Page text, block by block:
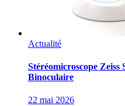
Actualité
Stéréomicroscope
Binoculaire
22 mai 2026